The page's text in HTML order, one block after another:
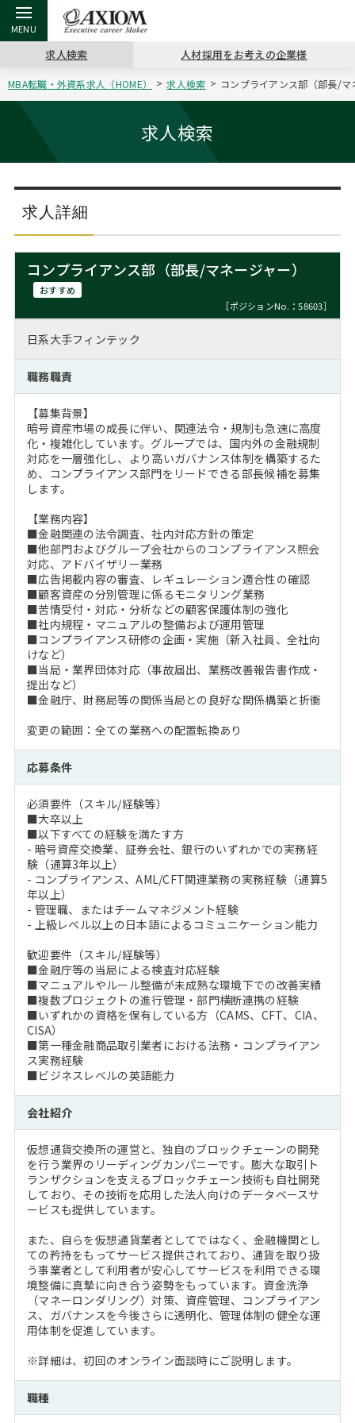
戻る
アクシアムの特長
戻る
コンサ
サービス案内
戻る
キャリ
コンサルタントの紹介
戻る
キャリア支援 TOP
キャリアデザイン講座
（最新求人市場動向）
戻る
MBAの
ステージ別アドバイス
MBAの転職事例
MBAからのFAQ
MBA留学生数の推移
戻る
日本か
インターン受入企業一覧
MBAを生かす求人特集
年齢と年収の相関図
戻る
転職ツール TOP
英文レジュメの書き方
戻る
パワー
職務経歴書の書き方
よくある面接Q&A集
戻る
転職コラム TOP
“展”職相談室
転職市場の明日をよめ
転職成功への4つの鍵
注目企業インタビュー
戻る
イベント・セミナー TOP
ジョブフェア
キャリアデザインセミナー
キャリアフォーラム
Career Talk Live
MBA NETWORKING
戻る
会社概要 TOP
沿革
主なクライアント
採用情報
ニュースリリース
求人検索 人材採用をお考えの企業様
MBA転職・外資系求人（HOME） 求人検索 コンプライアンス部（部長/
求人検索
求人詳細
コンプライアンス部（部長/マネージャー）
おすすめ
［ポジションNo.：58603］
日系大手フィンテック
職務職責
【募集背景】
暗号資産市場の成長に伴い、関連法令・規制も急速に高度
化・複雑化しています。グループでは、国内外の金融規制
対応を一層強化し、より高いガバナンス体制を構築するた
め、コンプライアンス部門をリードできる部長候補を募集
します。
【業務内容】
■金融関連の法令調査、社内対応方針の策定
■他部門およびグループ会社からのコンプライアンス照会
対応、アドバイザリー業務
■広告掲載内容の審査、レギュレーション適合性の確認
■顧客資産の分別管理に係るモニタリング業務
■苦情受付・対応・分析などの顧客保護体制の強化
■社内規程・マニュアルの整備および運用管理
■コンプライアンス研修の企画・実施（新入社員、全社向
けなど）
■当局・業界団体対応（事故届出、業務改善報告書作成・
提出など）
■金融庁、財務局等の関係当局との良好な関係構築と折衝
変更の範囲：全ての業務への配置転換あり
応募条件
必須要件（スキル/経験等）
■大卒以上
■以下すべての経験を満たす方
- 暗号資産交換業、証券会社、銀行のいずれかでの実務経
験（通算3年以上）
- コンプライアンス、AML/CFT関連業務の実務経験（通算5
年以上）
- 管理職、またはチームマネジメント経験
- 上級レベル以上の日本語によるコミュニケーション能力
歓迎要件（スキル/経験等）
■金融庁等の当局による検査対応経験
■マニュアルやルール整備が未成熟な環境下での改善実績
■複数プロジェクトの進行管理・部門横断連携の経験
■いずれかの資格を保有している方（CAMS、CFT、CIA、
CISA）
■第一種金融商品取引業者における法務・コンプライアン
ス実務経験
■ビジネスレベルの英語能力
会社紹介
仮想通貨交換所の運営と、独自のブロックチェーンの開発
を行う業界のリーディングカンパニーです。膨大な取引ト
ランザクションを支えるブロックチェーン技術も自社開発
しており、その技術を応用した法人向けのデータベースサ
ービスも提供しています。
また、自らを仮想通貨業者としてではなく、金融機関とし
ての矜持をもってサービス提供されており、通貨を取り扱
う事業者として利用者が安心してサービスを利用できる環
境整備に真摯に向き合う姿勢をもっています。資金洗浄
（マネーロンダリング）対策、資産管理、コンプライアン
ス、ガバナンスを今後さらに透明化、管理体制の健全な運
用体制を促進しています。
※詳細は、初回のオンライン面談時にご説明します。
職種